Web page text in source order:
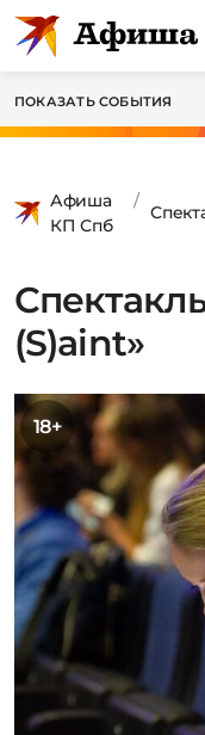
ПОКАЗАТЬ СОБЫТИЯ
Афиша
КП Спб
(S)aint»
18+